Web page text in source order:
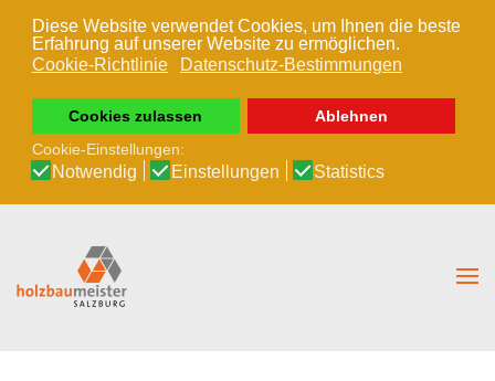
Diese Website verwendet Cookies, um Ihnen die beste
Erfahrung auf unserer Website zu ermöglichen.
Cookie-Richtlinie
Datenschutz-Bestimmungen
Cookies zulassen
Ablehnen
Cookie-Einstellungen:
Notwendig Einstellungen Statistics
Zum Hauptinhalt springen